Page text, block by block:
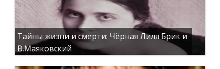
Тайны жизни и смерти: Чёрная Лиля Брик и
В.Маяковский